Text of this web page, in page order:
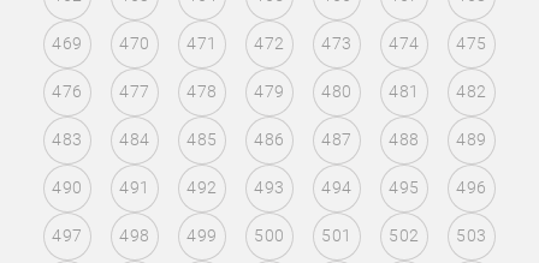
469 470 471 472 473 474 475
476 477 478 479 480 481 482
483 484 485 486 487 488 489
490 491 492 493 494 495 496
497 498 499 500 501 502 503